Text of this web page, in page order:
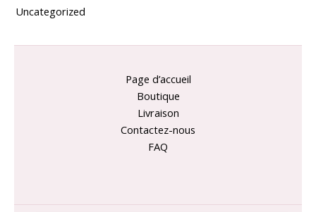
Uncategorized
Page d’accueil
Boutique
Livraison
Contactez-nous
FAQ